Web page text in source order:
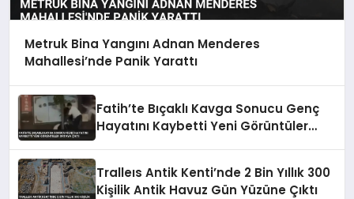
Metruk Bina Yangını Adnan Menderes
Mahallesi’nde Panik Yarattı
Fatih’te Bıçaklı Kavga Sonucu Genç
Hayatını Kaybetti Yeni Görüntüler
Tralleıs Antik Kenti’nde 2 Bin Yıllık 300
Kişilik Antik Havuz Gün Yüzüne Çıktı